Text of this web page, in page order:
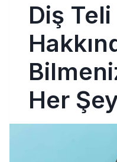
Diş
Her